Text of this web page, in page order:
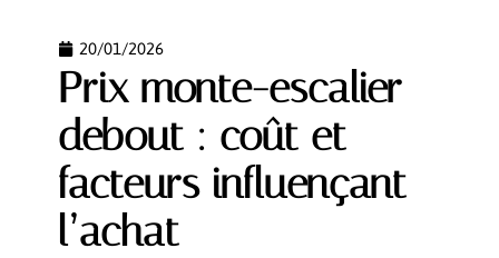
20/01/2026
Prix monte-escalier
debout : coût et
facteurs influençant
l’achat